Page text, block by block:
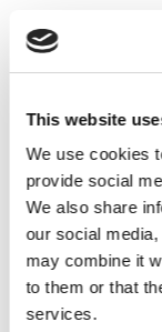
This website
We use cookies
provide social
We also share
our social
may combine it
to them or that
services.
CONTENITORE